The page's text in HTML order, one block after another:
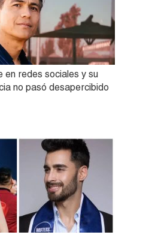
en redes sociales y su
no pasó desapercibido